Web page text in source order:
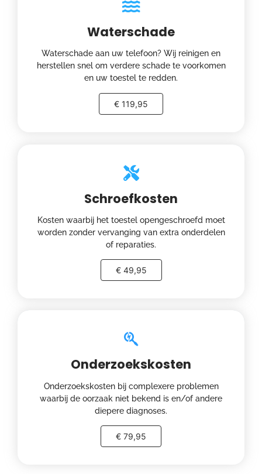
Waterschade
Waterschade aan uw telefoon? Wij reinigen en
herstellen snel om verdere schade te voorkomen
en uw toestel te redden.
€ 119,95
Schroefkosten
Kosten waarbij het toestel opengeschroefd moet
worden zonder vervanging van extra onderdelen
of reparaties.
€ 49,95
Onderzoekskosten
Onderzoekskosten bij complexere problemen
waarbij de oorzaak niet bekend is en/of andere
diepere diagnoses.
€ 79,95